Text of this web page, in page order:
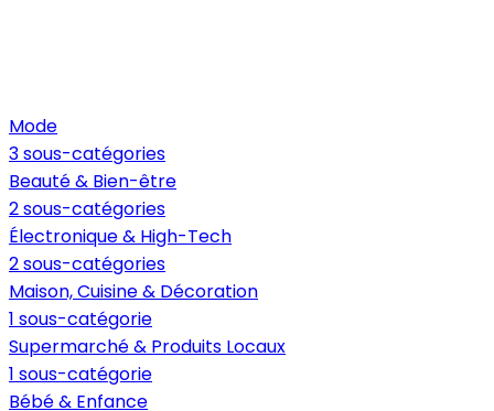
Mode
3 sous-catégories
Beauté & Bien-être
2 sous-catégories
Électronique & High-Tech
2 sous-catégories
Maison, Cuisine & Décoration
1 sous-catégorie
Supermarché & Produits Locaux
1 sous-catégorie
Bébé & Enfance